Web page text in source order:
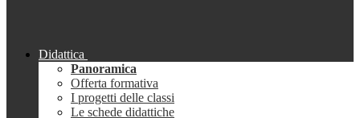
Didattica
Panoramica
Offerta formativa
I progetti delle classi
Le schede didattiche